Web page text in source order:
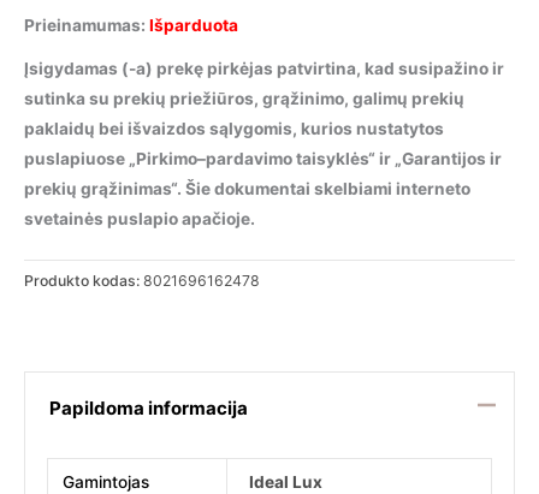
Prieinamumas: Išparduota
Įsigydamas (-a) prekę pirkėjas patvirtina, kad susipažino ir
sutinka su prekių priežiūros, grąžinimo, galimų prekių
paklaidų bei išvaizdos sąlygomis, kurios nustatytos
puslapiuose „Pirkimo–pardavimo taisyklės“ ir „Garantijos ir
prekių grąžinimas“. Šie dokumentai skelbiami interneto
svetainės puslapio apačioje.
Produkto kodas: 8021696162478
Papildoma informacija
Gamintojas Ideal Lux